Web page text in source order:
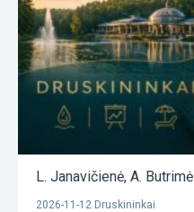
L. Janavičienė, A. Butrimė
2026-11-12 Druskininkai